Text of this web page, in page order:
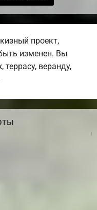
проект,
изменен. Вы
веранду,